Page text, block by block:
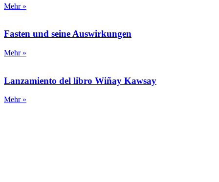
Mehr »
Fasten und seine Auswirkungen
Mehr »
Lanzamiento del libro Wiñay Kawsay
Mehr »